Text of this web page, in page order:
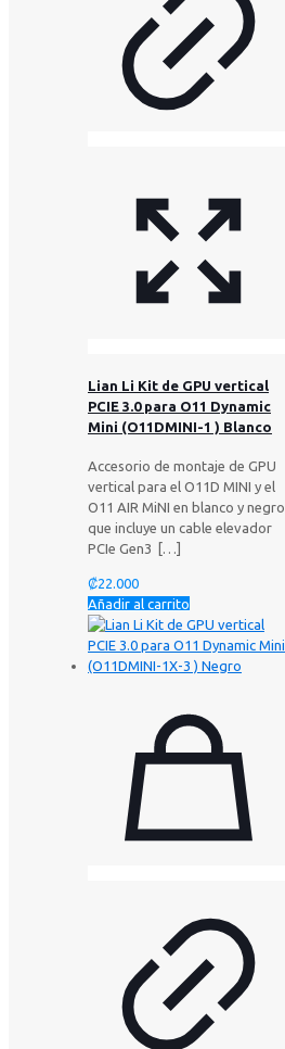
Lian Li Kit de GPU vertical
PCIE 3.0 para O11 Dynamic
Mini (O11DMINI-1 ) Blanco
Accesorio de montaje de GPU
vertical para el O11D MINI y el
O11 AIR MiNI en blanco y negro
que incluye un cable elevador
PCIe Gen3
[…]
₡22.000
Añadir al carrito